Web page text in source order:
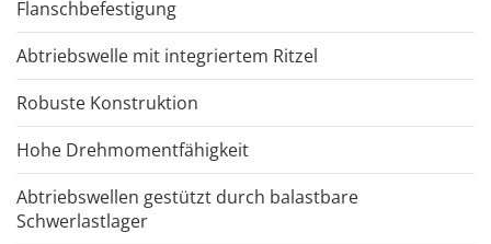
Flanschbefestigung
Abtriebswelle mit integriertem Ritzel
Robuste Konstruktion
Hohe Drehmomentfähigkeit
Abtriebswellen gestützt durch balastbare
Schwerlastlager